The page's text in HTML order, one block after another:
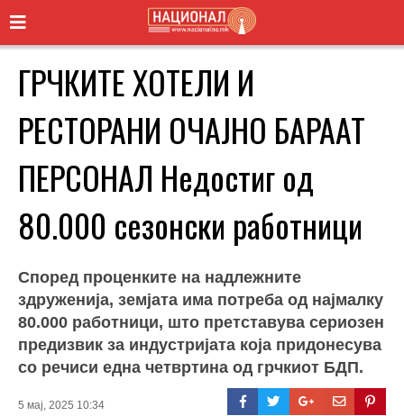
ГРЧКИТЕ ХОТЕЛИ И
РЕСТОРАНИ ОЧАЈНО БАРААТ
ПЕРСОНАЛ Недостиг од
80.000 сезонски работници
Според проценките на надлежните
здруженија, земјата има потреба од најмалку
80.000 работници, што претставува сериозен
предизвик за индустријата која придонесува
со речиси една четвртина од грчкиот БДП.
5 мај, 2025 10:34